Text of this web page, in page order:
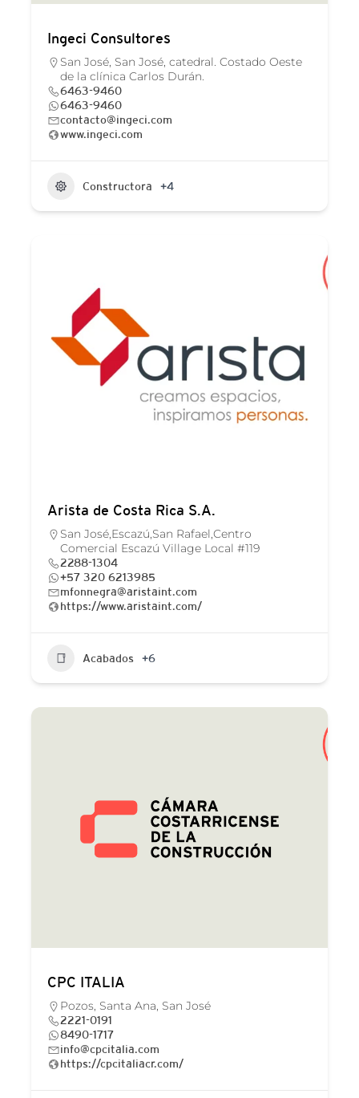
Ingeci Consultores
San José, San José, catedral. Costado Oeste
de la clínica Carlos Durán.
6463-9460
6463-9460
contacto@ingeci.com
www.ingeci.com
Constructora +4
Arista de Costa Rica S.A.
San José,Escazú,San Rafael,Centro
Comercial Escazú Village Local #119
2288-1304
+57 320 6213985
mfonnegra@aristaint.com
https://www.aristaint.com/
Acabados +6
CPC ITALIA
Pozos, Santa Ana, San José
2221-0191
8490-1717
info@cpcitalia.com
https://cpcitaliacr.com/